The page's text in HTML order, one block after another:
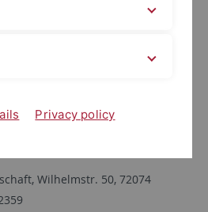
Monat für die Dauer von 6
an:
family: Arial; ">
span>
Wilhelmstr. 50, 72074
Privacy policy